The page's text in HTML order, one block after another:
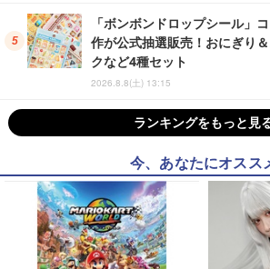
「ボンボンドロップシール」
作が公式抽選販売！おにぎり
クなど4種セット
2026.8.8(土) 13:15
ランキングをもっと見
今、あなたにオスス